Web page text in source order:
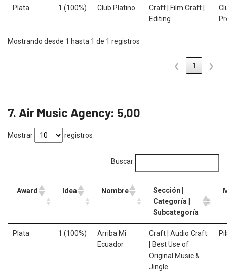
Plata 1 (100%) Club Platino
Craft | Film Craft |
Editing
Mostrando desde 1 hasta 1 de 1 registros
❮ 1 ❯
7. Air Music Agency: 5,00
Mostrar registros
Buscar:
Award Idea Nombre
Sección |
Categoría |
Subcategoría
Plata 1 (100%)
Arriba Mi
Ecuador
Craft | Audio Craft
| Best Use of
Original Music &
Jingle